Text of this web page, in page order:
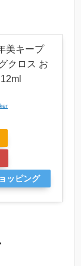
美キープ
クロス お
ッピング